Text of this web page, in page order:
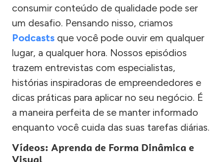
consumir conteúdo de qualidade pode ser
um desafio. Pensando nisso, criamos
Podcasts que você pode ouvir em qualquer
lugar, a qualquer hora. Nossos episódios
trazem entrevistas com especialistas,
histórias inspiradoras de empreendedores e
dicas práticas para aplicar no seu negócio. É
a maneira perfeita de se manter informado
enquanto você cuida das suas tarefas diárias.
Vídeos: Aprenda de Forma Dinâmica e